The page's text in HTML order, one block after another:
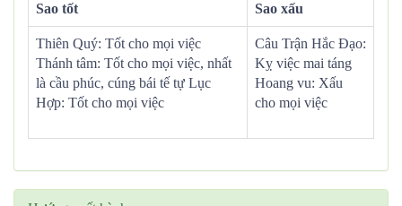
Sao tốt Sao xấu
Thiên Quý: Tốt cho mọi việc
Thánh tâm: Tốt cho mọi việc, nhất
là cầu phúc, cúng bái tế tự Lục
Hợp: Tốt cho mọi việc
Câu Trận Hắc Đạo:
Kỵ việc mai táng
Hoang vu: Xấu
cho mọi việc